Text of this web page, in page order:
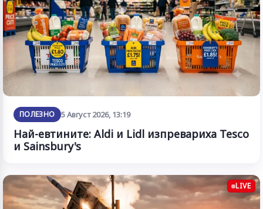
ПОЛЕЗНО 5 Август 2026, 13:19
Най-евтините: Aldi и Lidl изпревариха Tesco
и Sainsbury's
LIVE